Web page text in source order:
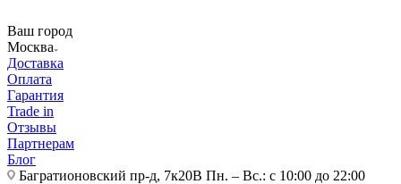
Ваш город
Москва
Доставка
Оплата
Гарантия
Trade in
Отзывы
Партнерам
Блог
Багратионовский пр-д, 7к20В Пн. – Вс.: с 10:00 до 22:00